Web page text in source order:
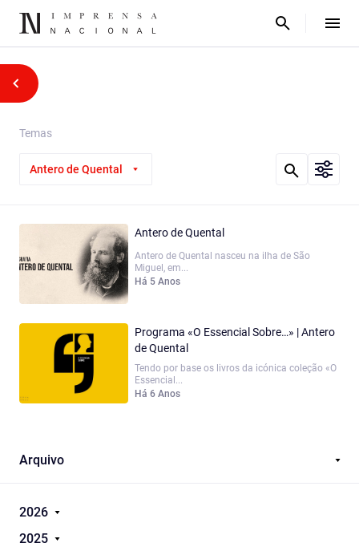
Temas
Antero de Quental
Antero de Quental
Antero de Quental nasceu na ilha de São
Miguel, em...
Há 5 Anos
Programa «O Essencial Sobre…» | Antero
de Quental
Tendo por base os livros da icónica coleção «O
Essencial...
Há 6 Anos
Arquivo
2026
2025